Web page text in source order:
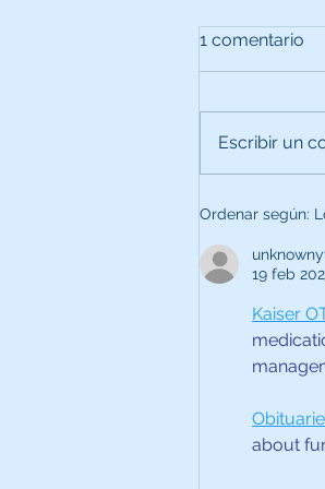
Llega al
Arco C
1 comentario
Escribir un
Ordenar según:
19 feb
Kaiser
about